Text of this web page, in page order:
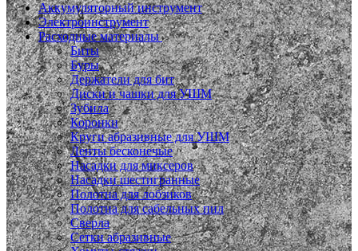
Аккумуляторный инструмент
Электроинструмент
Расходные материалы
Биты
Буры
Держатели для бит
Диски и чашки для УШМ
Зубила
Коронки
Круги абразивные для УШМ
Ленты бесконечые
Насадки для миксеров
Насадки шестигранные
Полотна для лобзиков
Полотна для сабельных пил
Сверла
Сетки абразивные